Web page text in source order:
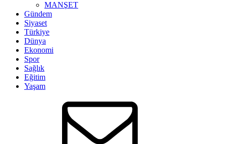
MANŞET
Gündem
Siyaset
Türkiye
Dünya
Ekonomi
Spor
Sağlık
Eğitim
Yaşam